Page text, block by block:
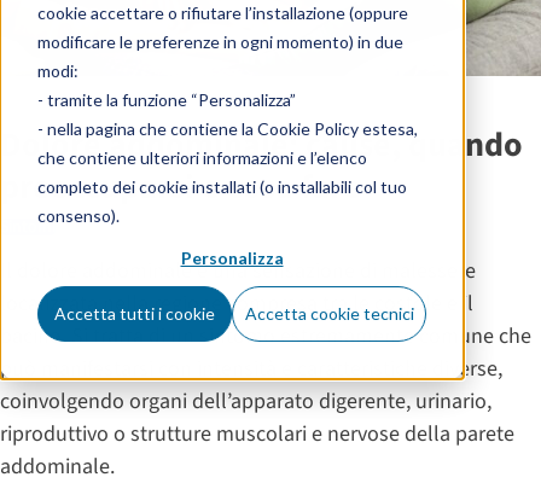
cookie accettare o rifiutare l’installazione (oppure
modificare le preferenze in ogni momento) in due
modi:
- tramite la funzione “Personalizza”
- nella pagina che contiene la Cookie Policy estesa,
che contiene ulteriori informazioni e l’elenco
completo dei cookie installati (o installabili col tuo
consenso).
Personalizza
Accetta tutti i cookie Accetta cookie tecnici
Dolore addominale: cause, quando
preoccuparsi e cosa fare
Sintomi
Il dolore addominale è una sensazione di malessere
localizzata nella regione compresa tra le costole e il
bacino. Si tratta di un sintomo estremamente comune che
può manifestarsi con intensità e caratteristiche diverse,
coinvolgendo organi dell’apparato digerente, urinario,
riproduttivo o strutture muscolari e nervose della parete
addominale.